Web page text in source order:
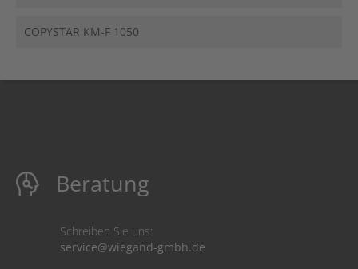
COPYSTAR KM-F 1050
Beratung
Schreiben Sie uns:
service@wiegand-gmbh.de